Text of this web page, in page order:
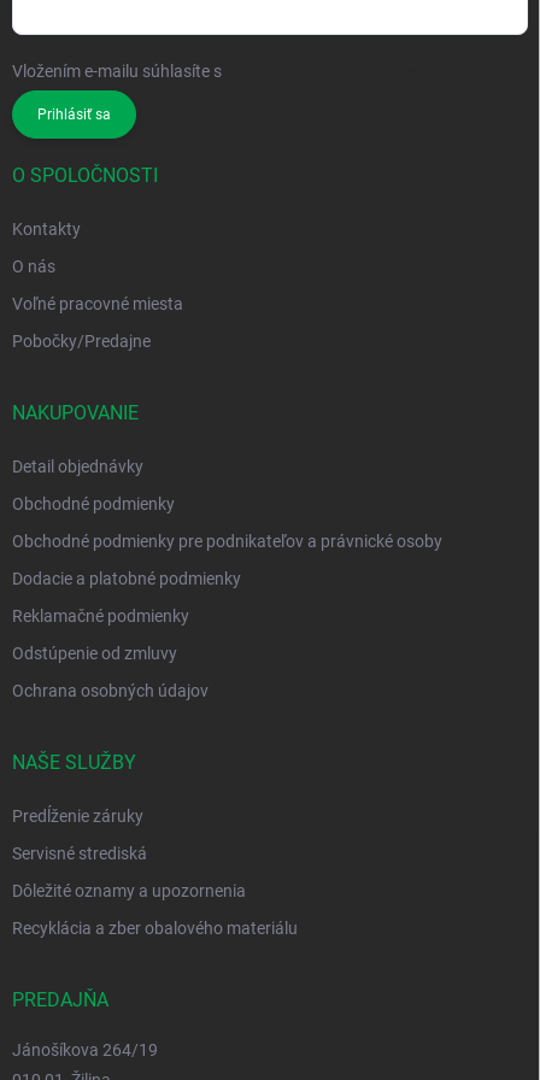
Vložením e-mailu súhlasíte s
Prihlásiť sa
O SPOLOČNOSTI
Kontakty
O nás
Voľné pracovné miesta
Pobočky/Predajne
NAKUPOVANIE
Detail objednávky
Obchodné podmienky
Obchodné podmienky pre podnikateľov a právnické osoby
Dodacie a platobné podmienky
Reklamačné podmienky
Odstúpenie od zmluvy
Ochrana osobných údajov
NAŠE SLUŽBY
Predĺženie záruky
Servisné strediská
Dôležité oznamy a upozornenia
Recyklácia a zber obalového materiálu
PREDAJŇA
Jánošíkova 264/19